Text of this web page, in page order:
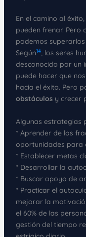
En el camino al
pueden frenar. Pero
podemos
Según14, los seres
desconocido por un
puede hacer que
hacia el éxito. Pero
obstáculos y crecer
Algunas estrategias
* Aprender de los
oportunidades para
* Establecer metas
* Desarrollar la
* Buscar apoyo de
* Practicar el
mejorar la
el 60% de las
gestión del tiempo